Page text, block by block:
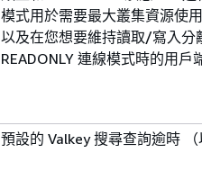
模式用於需要最大叢集資源使
以及在您想要維持讀取/寫入分
READONLY 連線模式時的用戶
預設的 Valkey 搜尋查詢逾時 （